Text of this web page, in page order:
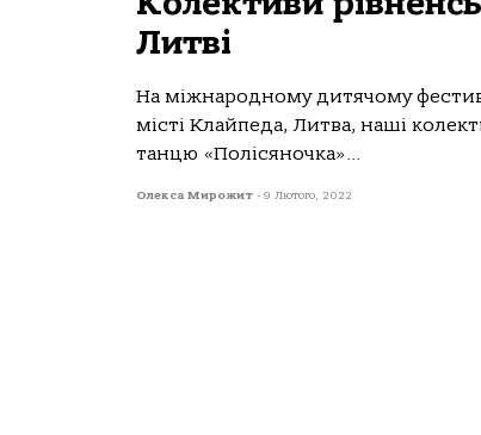
Литві
На міжнародному дитячому
місті Клайпеда, Литва, наші
танцю «Полісяночка»...
Олекса Мирожит - 9 Лютого, 2022